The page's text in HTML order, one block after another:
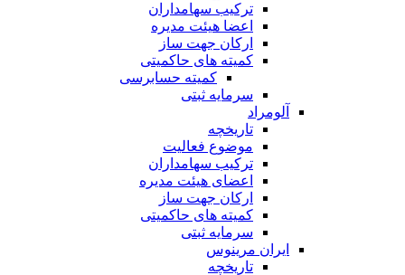
ترکیب سهامداران
اعضا هیئت مدیره
ارکان جهت ساز
کمیته های حاکمیتی
کمیته حسابرسی
سرمایه ثبتی
آلومراد
تاریخچه
موضوع فعالیت
ترکیب سهامداران
اعضای هیئت مدیره
ارکان جهت ساز
کمیته های حاکمیتی
سرمایه ثبتی
ایران مرینوس
تاریخچه